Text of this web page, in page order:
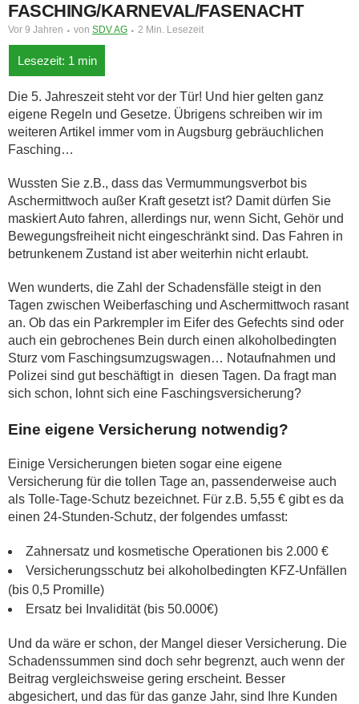
FASCHING/KARNEVAL/FASENACHT
Vor 9 Jahren von SDV AG 2 Min. Lesezeit
Die 5. Jahreszeit steht vor der Tür! Und hier gelten ganz
eigene Regeln und Gesetze. Übrigens schreiben wir im
weiteren Artikel immer vom in Augsburg gebräuchlichen
Fasching…
Wussten Sie z.B., dass das Vermummungsverbot bis
Aschermittwoch außer Kraft gesetzt ist? Damit dürfen Sie
maskiert Auto fahren, allerdings nur, wenn Sicht, Gehör und
Bewegungsfreiheit nicht eingeschränkt sind. Das Fahren in
betrunkenem Zustand ist aber weiterhin nicht erlaubt.
Wen wunderts, die Zahl der Schadensfälle steigt in den
Tagen zwischen Weiberfasching und Aschermittwoch rasant
an. Ob das ein Parkrempler im Eifer des Gefechts sind oder
auch ein gebrochenes Bein durch einen alkoholbedingten
Sturz vom Faschingsumzugswagen… Notaufnahmen und
Polizei sind gut beschäftigt in diesen Tagen. Da fragt man
sich schon, lohnt sich eine Faschingsversicherung?
Eine eigene Versicherung notwendig?
Einige Versicherungen bieten sogar eine eigene
Versicherung für die tollen Tage an, passenderweise auch
als Tolle-Tage-Schutz bezeichnet. Für z.B. 5,55 € gibt es da
einen 24-Stunden-Schutz, der folgendes umfasst:
Zahnersatz und kosmetische Operationen bis 2.000 €
Versicherungsschutz bei alkoholbedingten KFZ-Unfällen
(bis 0,5 Promille)
Ersatz bei Invalidität (bis 50.000€)
Und da wäre er schon, der Mangel dieser Versicherung. Die
Schadenssummen sind doch sehr begrenzt, auch wenn der
Beitrag vergleichsweise gering erscheint. Besser
abgesichert, und das für das ganze Jahr, sind Ihre Kunden